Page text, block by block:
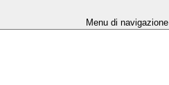
Menu di navigazione